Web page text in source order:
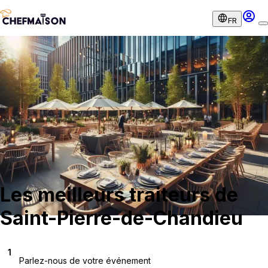
FR
Les meilleurs traiteurs de
Saint-Pierre-de-Chandieu
1
Parlez-nous de votre événement